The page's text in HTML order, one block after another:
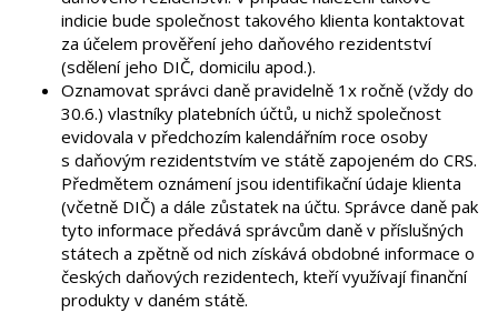
indicie bude společnost takového klienta kontaktovat
za účelem prověření jeho daňového rezidentství
(sdělení jeho DIČ, domicilu apod.).
Oznamovat správci daně pravidelně 1x ročně (vždy do
30.6.) vlastníky platebních účtů, u nichž společnost
evidovala v předchozím kalendářním roce osoby
s daňovým rezidentstvím ve státě zapojeném do CRS.
Předmětem oznámení jsou identifikační údaje klienta
(včetně DIČ) a dále zůstatek na účtu. Správce daně pak
tyto informace předává správcům daně v příslušných
státech a zpětně od nich získává obdobné informace o
českých daňových rezidentech, kteří využívají finanční
produkty v daném státě.